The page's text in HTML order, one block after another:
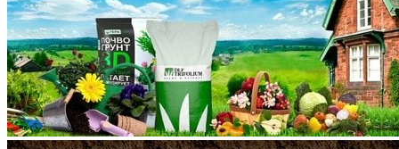
Ленинградская область
Липецкая область
Магаданская область
Марий Эл